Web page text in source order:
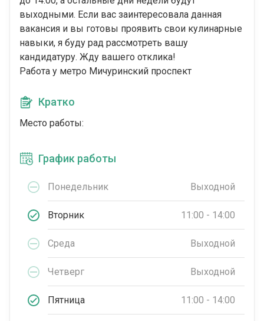
выходными. Если вас заинтересовала данная
вакансия и вы готовы проявить свои кулинарные
навыки, я буду рад рассмотреть вашу
кандидатуру. Жду вашего отклика!
Работа у метро Мичуринский проспект
Кратко
Место работы:
График работы
Понедельник Выходной
Вторник 11:00 - 14:00
Среда Выходной
Четверг Выходной
Пятница 11:00 - 14:00